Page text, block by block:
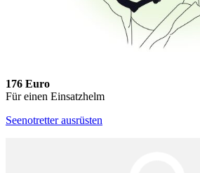
176 Euro
Für einen Einsatzhelm
Seenotretter ausrüsten